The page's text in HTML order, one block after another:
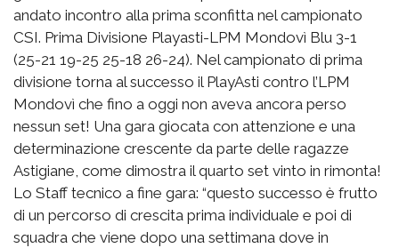
andato incontro alla prima sconfitta nel campionato
CSI. Prima Divisione Playasti-LPM Mondovì Blu 3-1
(25-21 19-25 25-18 26-24). Nel campionato di prima
divisione torna al successo il PlayAsti contro l’LPM
Mondovì che fino a oggi non aveva ancora perso
nessun set! Una gara giocata con attenzione e una
determinazione crescente da parte delle ragazze
Astigiane, come dimostra il quarto set vinto in rimonta!
Lo Staff tecnico a fine gara: “questo successo è frutto
di un percorso di crescita prima individuale e poi di
squadra che viene dopo una settimana dove in